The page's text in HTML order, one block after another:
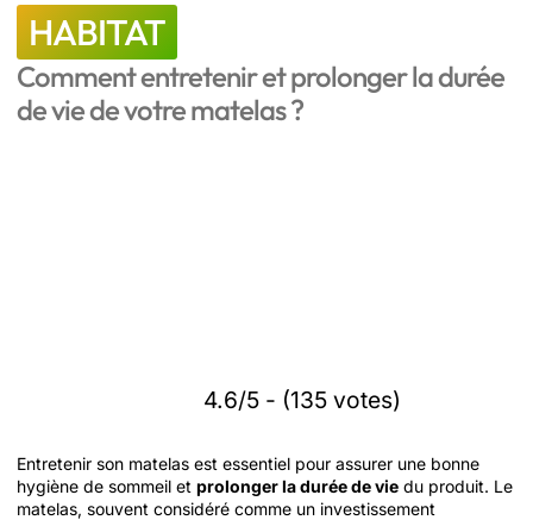
HABITAT
Comment entretenir et prolonger la durée
de vie de votre matelas ?
4.6/5 - (135 votes)
Entretenir son matelas est essentiel pour assurer une bonne
hygiène de sommeil et prolonger la durée de vie du produit. Le
matelas, souvent considéré comme un investissement